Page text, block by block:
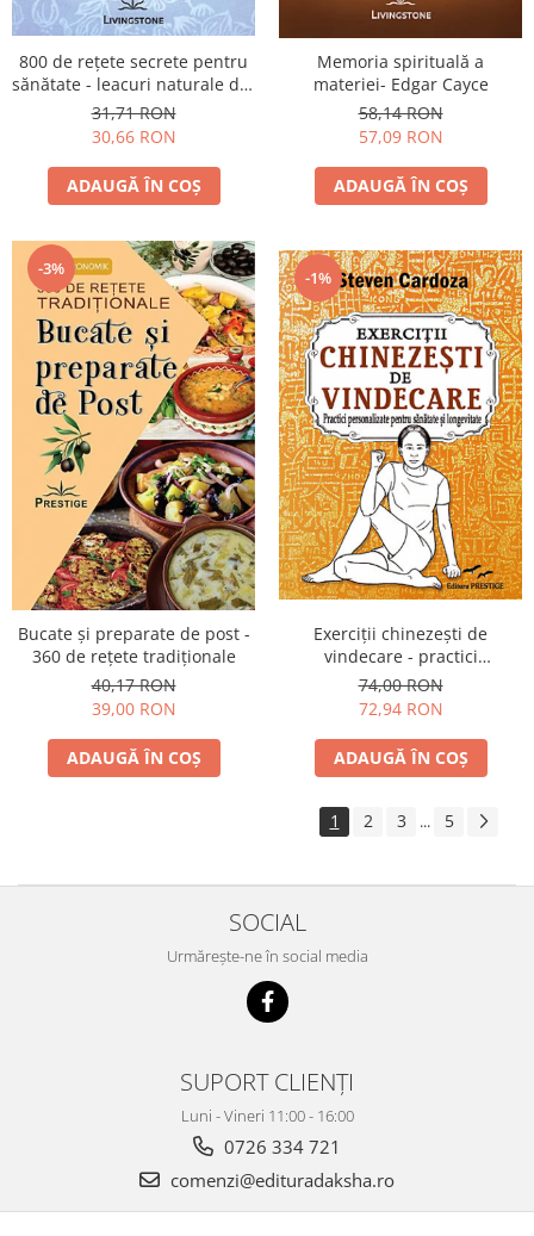
800 de reţete secrete pentru
sănătate - leacuri naturale din
farmacopeea universală
31,71 RON
30,66 RON
ADAUGĂ ÎN COȘ
Memoria spirituală a
materiei- Edgar Cayce
58,14 RON
57,09 RON
ADAUGĂ ÎN COȘ
-3%
Bucate şi preparate de post -
360 de reţete tradiţionale
40,17 RON
39,00 RON
ADAUGĂ ÎN COȘ
-1%
Exerciţii chinezeşti de
vindecare - practici
personalizate pentru sănătate
şi longevitate
74,00 RON
72,94 RON
ADAUGĂ ÎN COȘ
1 2 3 ... 5
SOCIAL
Urmărește-ne în social media
SUPORT CLIENȚI
Luni - Vineri 11:00 - 16:00
0726 334 721
comenzi@edituradaksha.ro